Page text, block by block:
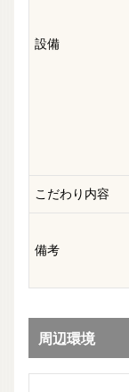
設備
こだわり内容
備考
周辺環境